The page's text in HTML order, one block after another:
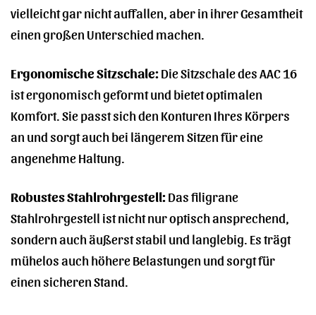
vielleicht gar nicht auffallen, aber in ihrer Gesamtheit
einen großen Unterschied machen.
Ergonomische Sitzschale:Die Sitzschale des AAC 16
ist ergonomisch geformt und bietet optimalen
Komfort. Sie passt sich den Konturen Ihres Körpers
an und sorgt auch bei längerem Sitzen für eine
angenehme Haltung.
Robustes Stahlrohrgestell:Das filigrane
Stahlrohrgestell ist nicht nur optisch ansprechend,
sondern auch äußerst stabil und langlebig. Es trägt
mühelos auch höhere Belastungen und sorgt für
einen sicheren Stand.